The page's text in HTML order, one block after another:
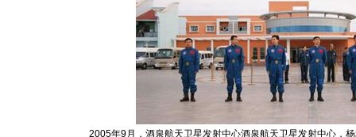
2005年9月，酒泉航天卫星发射中心酒泉航天卫星发射中心，